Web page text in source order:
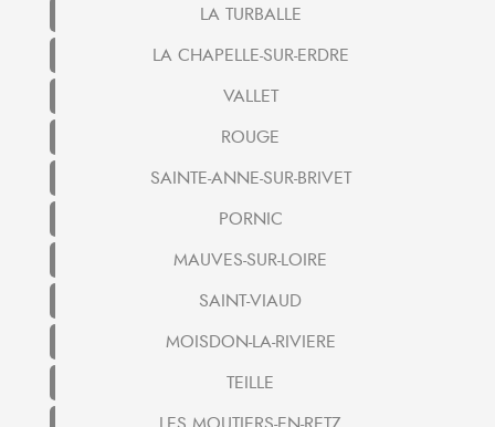
LA TURBALLE
LA CHAPELLE-SUR-ERDRE
VALLET
ROUGE
SAINTE-ANNE-SUR-BRIVET
PORNIC
MAUVES-SUR-LOIRE
SAINT-VIAUD
MOISDON-LA-RIVIERE
TEILLE